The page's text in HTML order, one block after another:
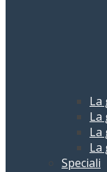
La
La
La
La
Speciali